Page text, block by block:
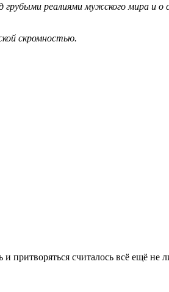
реалиями мужского мира и о
скромностью.
притворяться считалось всё ещё